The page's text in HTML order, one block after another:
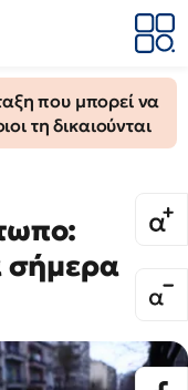
που μπορεί να
τη δικαιούνται
σήμερα